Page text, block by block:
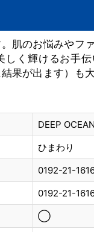
肌のお悩みやフ
く輝けるお手
果が出ます）も
DEEP OCEAN
ひまわり
0192-21-
0192-21-
◯